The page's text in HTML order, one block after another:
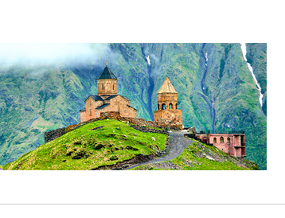
מסלולים מוכנים ב-11 יעדים –לחצו לבחירת
מעטפת לוגיסטית מלאה: מלונות, רכב ופעילויות–
מערכת ניווט חכמה וליווי לאורך כל הדרך–לחצו